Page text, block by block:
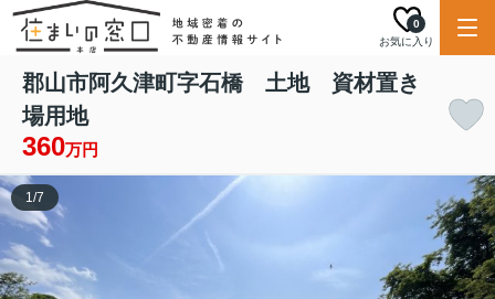
お気に入り
0
郡山市阿久津町字石橋 土地 資材置き
場用地
360万円
1/7